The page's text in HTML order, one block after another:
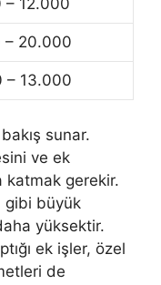
– 12.000
– 20.000
– 13.000
sunar.
ve ek
katmak gerekir.
gibi büyük
yüksektir.
ek işler, özel
de